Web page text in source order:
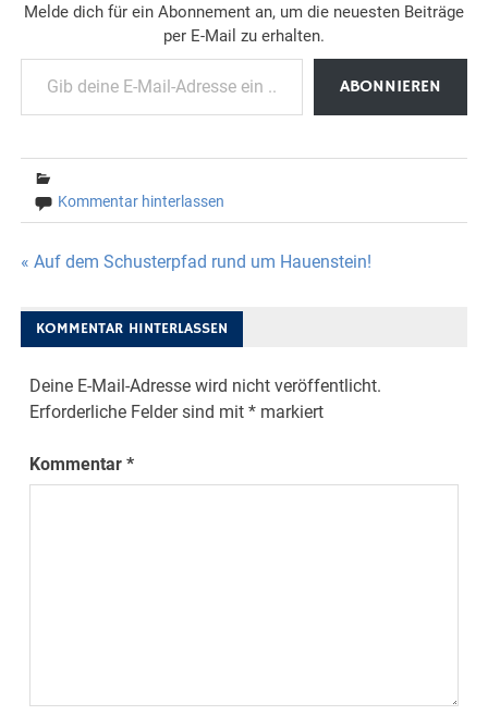
Melde dich für ein Abonnement an, um die neuesten Beiträge
per E-Mail zu erhalten.
Gib deine E-Mail-Adresse ein ...
ABONNIEREN
Kommentar hinterlassen
Beitragsnavigation
« Auf dem Schusterpfad rund um Hauenstein!
KOMMENTAR HINTERLASSEN
Deine E-Mail-Adresse wird nicht veröffentlicht.
Erforderliche Felder sind mit* markiert
Kommentar*